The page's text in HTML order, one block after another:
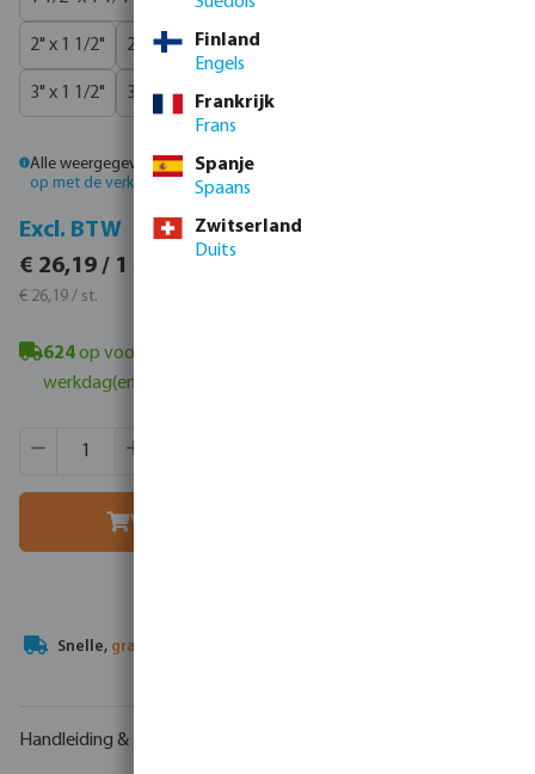
2" x 1 1/2" 2 1/2" x 1" 2 1/2" x 1 1/2"
3" x 1 1/2" 3" x 2" 3" x 2 1/2"
Alle weergegeven prijzen zijn inclusief btw.
op met de verkoopafdelingvoor aangepaste prijzen.
Excl. BTW
€ 26,19 / 1 st.
€ 26,19 / st.
Incl. BTW
624op voorraad in Veghel, NL
werkdag(en)
Producthoeveelheid: Voer de gewenste hoeveelheid in of
Voeg toe aan winkelmandje
Uw
Handleiding & tekeningen
Finland
Engels
Frankrijk
Frans
Spanje
Spaans
Zwitserland
Duits